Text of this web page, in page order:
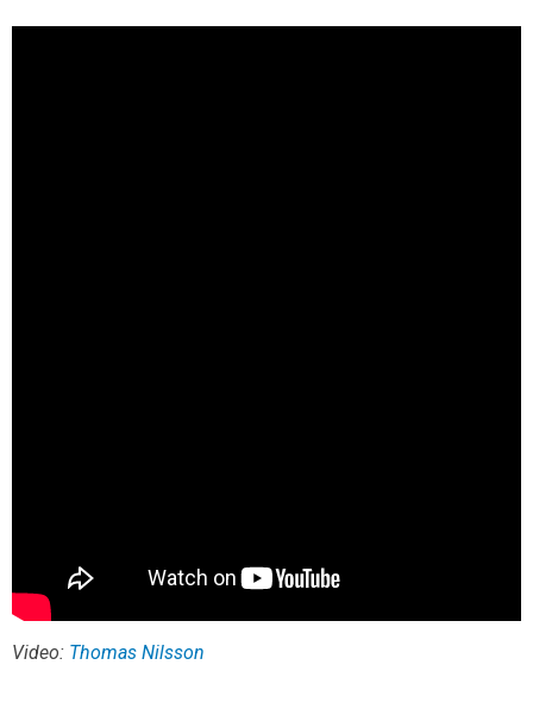
Video: Thomas Nilsson